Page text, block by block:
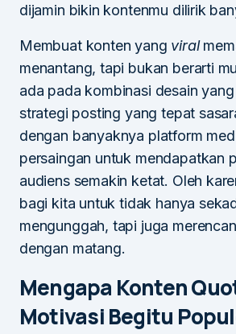
dijamin bikin kontenmu dilirik
Membuat konten yang viral
menantang, tapi bukan berarti
ada pada kombinasi desain
strategi posting yang tepat
dengan banyaknya platform
persaingan untuk mendapatkan
audiens semakin ketat. Oleh
bagi kita untuk tidak hanya
mengunggah, tapi juga
dengan matang.
Mengapa Konten
Motivasi Begitu